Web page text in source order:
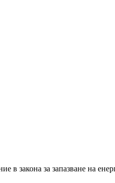
в закона за запазване на